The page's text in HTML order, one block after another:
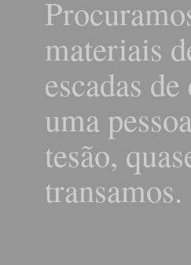
materiais
escadas
uma
tesão,
transamos.